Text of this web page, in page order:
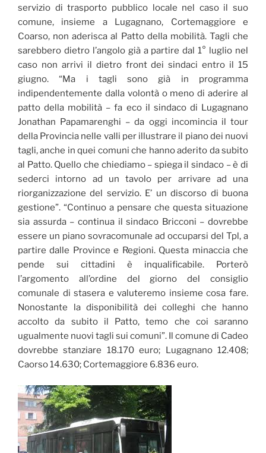
servizio di trasporto pubblico locale nel caso il suo
comune, insieme a Lugagnano, Cortemaggiore e
Coarso, non aderisca al Patto della mobilità. Tagli che
sarebbero dietro l’angolo già a partire dal 1° luglio nel
caso non arrivi il dietro front dei sindaci entro il 15
giugno. “Ma i tagli sono già in programma
indipendentemente dalla volontà o meno di aderire al
patto della mobilità – fa eco il sindaco di Lugagnano
Jonathan Papamarenghi – da oggi incomincia il tour
della Provincia nelle valli per illustrare il piano dei nuovi
tagli, anche in quei comuni che hanno aderito da subito
al Patto. Quello che chiediamo – spiega il sindaco – è di
sederci intorno ad un tavolo per arrivare ad una
riorganizzazione del servizio. E’ un discorso di buona
gestione”. “Continuo a pensare che questa situazione
sia assurda – continua il sindaco Bricconi – dovrebbe
essere un piano sovracomunale ad occuparsi del Tpl, a
partire dalle Province e Regioni. Questa minaccia che
pende sui cittadini è inqualificabile. Porterò
l’argomento all’ordine del giorno del consiglio
comunale di stasera e valuteremo insieme cosa fare.
Nonostante la disponibilità dei colleghi che hanno
accolto da subito il Patto, temo che coi saranno
ugualmente nuovi tagli sui comuni”. Il comune di Cadeo
dovrebbe stanziare 18.170 euro; Lugagnano 12.408;
Caorso 14.630; Cortemaggiore 6.836 euro.